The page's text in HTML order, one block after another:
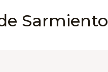
Sarmiento